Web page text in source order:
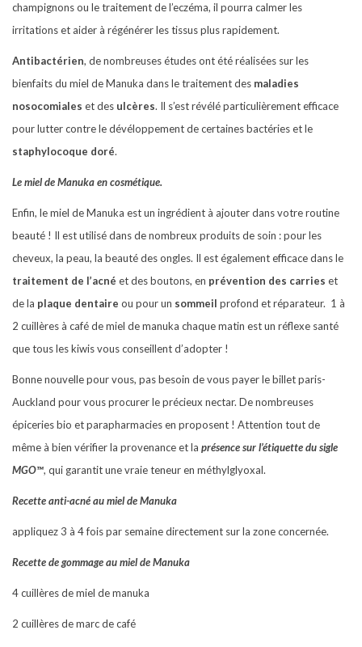
champignons ou le traitement de l’eczéma, il pourra calmer les
irritations et aider à régénérer les tissus plus rapidement.
Antibactérien, de nombreuses études ont été réalisées sur les
bienfaits du miel de Manuka dans le traitement des maladies
nosocomiales et des ulcères. Il s’est révélé particulièrement efficace
pour lutter contre le dévéloppement de certaines bactéries et le
staphylocoque doré.
Le miel de Manuka en cosmétique.
Enfin, le miel de Manuka est un ingrédient à ajouter dans votre routine
beauté ! Il est utilisé dans de nombreux produits de soin : pour les
cheveux, la peau, la beauté des ongles. Il est également efficace dans le
traitement de l’acné et des boutons, en prévention des carries et
de la plaque dentaire ou pour un sommeil profond et réparateur. 1 à
2 cuillères à café de miel de manuka chaque matin est un réflexe santé
que tous les kiwis vous conseillent d’adopter !
Bonne nouvelle pour vous, pas besoin de vous payer le billet paris-
Auckland pour vous procurer le précieux nectar. De nombreuses
épiceries bio et parapharmacies en proposent ! Attention tout de
même à bien vérifier la provenance et la présence sur l’étiquette du sigle
MGO™, qui garantit une vraie teneur en méthylglyoxal.
Recette anti-acné au miel de Manuka
appliquez 3 à 4 fois par semaine directement sur la zone concernée.
Recette de gommage au miel de Manuka
4 cuillères de miel de manuka
2 cuillères de marc de café